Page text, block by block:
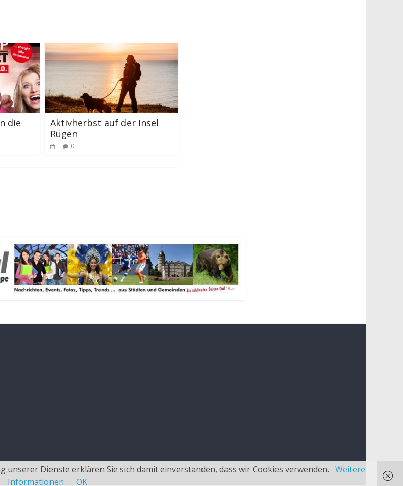
die
Aktivherbst auf der Insel
Rügen
0
Dienste erklären Sie sich damit einverstanden, dass wir Cookies verwenden. Weitere
Informationen
OK